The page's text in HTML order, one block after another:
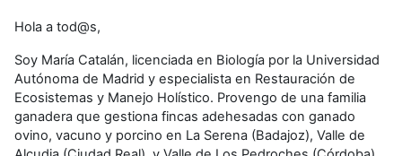
Hola a tod@s,
Soy María Catalán, licenciada en Biología por la Universidad
Autónoma de Madrid y especialista en Restauración de
Ecosistemas y Manejo Holístico. Provengo de una familia
ganadera que gestiona fincas adehesadas con ganado
ovino, vacuno y porcino en La Serena (Badajoz), Valle de